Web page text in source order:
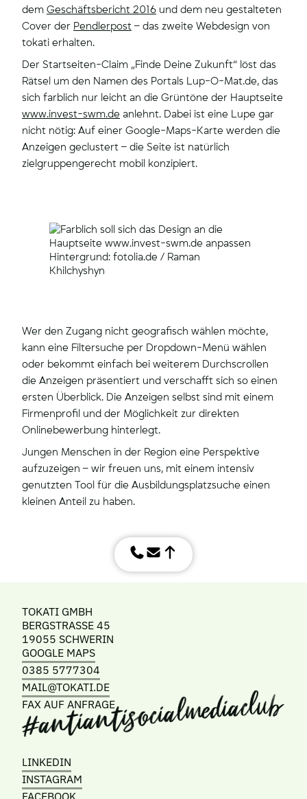
dem Ge­schäfts­be­richt 2016 und dem neu gestalteten
Cover der Pend­ler­post – das zweite Webdesign von
tokati erhalten.
Der Startseiten-Claim „Finde Deine Zukunft“ löst das
Rätsel um den Namen des Portals Lup-O-Mat.de, das
sich farblich nur leicht an die Grüntöne der Hauptseite
www.​invest-​swm.​de anlehnt. Dabei ist eine Lupe gar
nicht nötig: Auf einer Google-Maps-Karte werden die
Anzeigen geclustert – die Seite ist natürlich
zielgruppengerecht mobil konzipiert.
Hintergrund: fotolia.de / Raman
Khilchyshyn
Wer den Zugang nicht geografisch wählen möchte,
kann eine Filtersuche per Dropdown-Menü wählen
oder bekommt einfach bei weiterem Durchscrollen
die Anzeigen präsentiert und verschafft sich so einen
ersten Überblick. Die Anzeigen selbst sind mit einem
Firmenprofil und der Möglichkeit zur direkten
Onlinebewerbung hinterlegt.
Jungen Menschen in der Region eine Perspektive
aufzuzeigen – wir freuen uns, mit einem intensiv
genutzten Tool für die Ausbildungsplatzsuche einen
kleinen Anteil zu haben.
TOKATI GMBH
BERGSTRASSE 45
19055 SCHWERIN
GOOGLE MAPS
0385 5777304
MAIL@TOKATI.DE
FAX AUF ANFRAGE
LINKEDIN
INSTAGRAM
FACEBOOK